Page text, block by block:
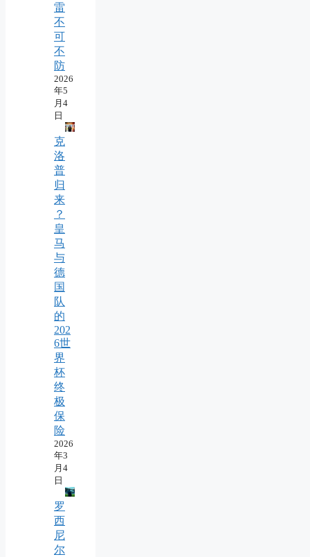
雷
不
可
不
防
2026
年5
月4
日
克
洛
普
归
来
？
皇
马
与
德
国
队
的
202
6世
界
杯
终
极
保
险
2026
年3
月4
日
罗
西
尼
尔